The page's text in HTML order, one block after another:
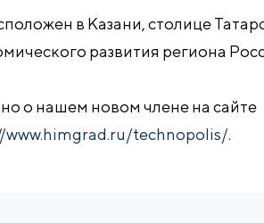
в Казани, столице
развития региона
о нашем новом члене на сайте
www.himgrad.ru/technopolis/.